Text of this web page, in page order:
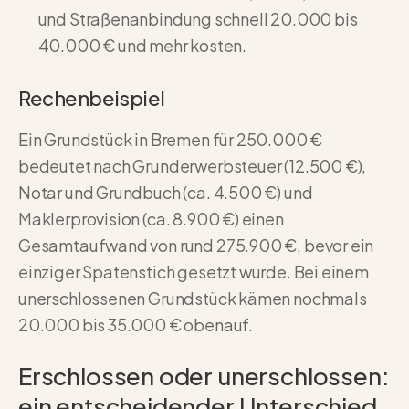
und Straßenanbindung schnell 20.000 bis
40.000 € und mehr kosten.
Rechenbeispiel
Ein Grundstück in Bremen für 250.000 €
bedeutet nach Grunderwerbsteuer (12.500 €),
Notar und Grundbuch (ca. 4.500 €) und
Maklerprovision (ca. 8.900 €) einen
Gesamtaufwand von rund 275.900 €, bevor ein
einziger Spatenstich gesetzt wurde. Bei einem
unerschlossenen Grundstück kämen nochmals
20.000 bis 35.000 € obenauf.
Erschlossen oder unerschlossen: